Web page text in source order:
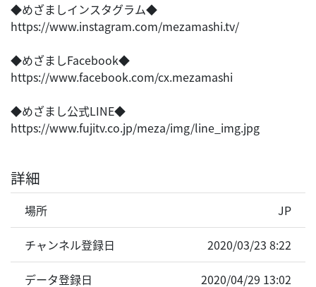
◆めざましインスタグラム◆
https://www.instagram.com/mezamashi.tv/
◆めざましFacebook◆
https://www.facebook.com/cx.mezamashi
◆めざまし公式LINE◆
https://www.fujitv.co.jp/meza/img/line_img.jpg
詳細
場所 JP
チャンネル登録日 2020/03/23 8:22
データ登録日 2020/04/29 13:02